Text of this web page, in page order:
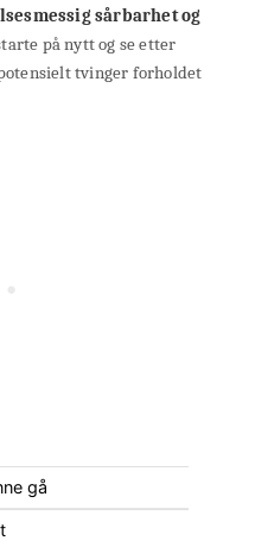
sårbarhet og
på nytt og se etter
tvinger forholdet
gå